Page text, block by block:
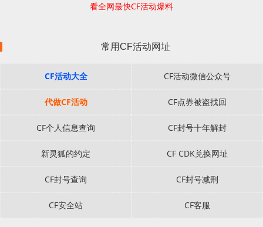
看全网最快CF活动爆料
常用CF活动网址
CF活动大全 CF活动微信公众号
代做CF活动 CF点券被盗找回
CF个人信息查询 CF封号十年解封
新灵狐的约定 CF CDK兑换网址
CF封号查询 CF封号减刑
CF安全站 CF客服